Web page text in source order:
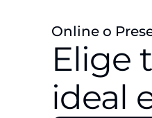
Online o
Elige
ideal